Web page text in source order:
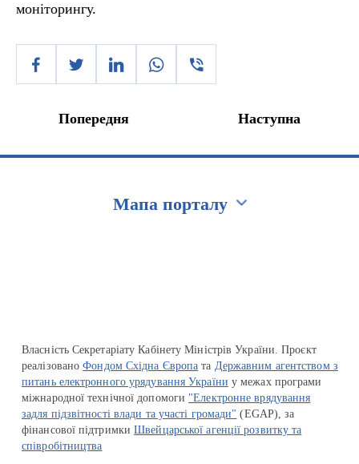
моніторингу.
Попередня Наступна
Мапа порталу
Власність Секретаріату Кабінету Міністрів України. Проєкт
реалізованоФондом Східна Європа та Державним агентством з
питань електронного урядування України у межах програми
міжнародної технічної допомоги "Електронне врядування
задля підзвітності влади та участі громади" (EGAP), за
фінансової підтримкиШвейцарської агенції розвитку та
співробітництва